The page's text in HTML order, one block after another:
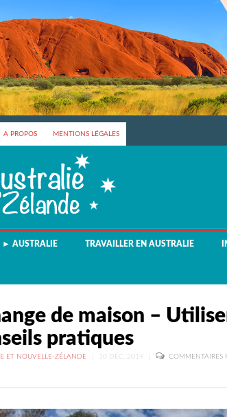
A PROPOS MENTIONS LÉGALES
► AUSTRALIE TRAVAILLER EN AUSTRALIE
de maison –
pratiques
ET NOUVELLE-ZÉLANDE 10 DÉC, 2014 COMMENTAIRES